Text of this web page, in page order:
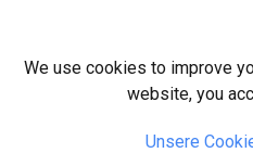
We use cookies to improve
website, you
Unsere